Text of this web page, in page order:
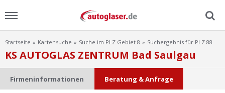
Menu
Home
Startseite Kartensuche Suche im PLZ Gebiet 8 Suchergebnis für PLZ 88
KS AUTOGLAS ZENTRUM Bad Saulgau
Firmeninformationen Beratung & Anfrage